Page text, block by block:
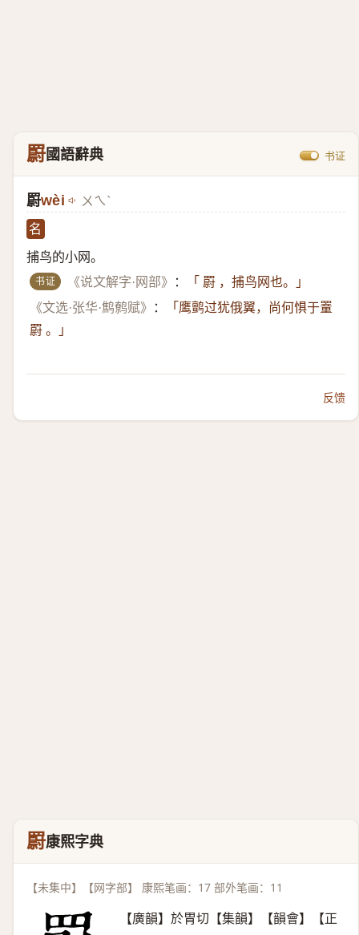
罻國語辭典 书证
罻wèi ㄨㄟˋ
名
捕鸟的小网。
书证 《说文解字·网部》 ：
「 罻 ，捕鸟网也。」
《文选·张华·鹪鹩赋》
：
「鹰鹯过犹俄翼，尚何惧于罿
罻 。」
反馈
罻康熙字典
【未集中】【网字部】 康熙笔画：17 部外笔画：11
【廣韻】於胃切【集韻】【韻會】【正